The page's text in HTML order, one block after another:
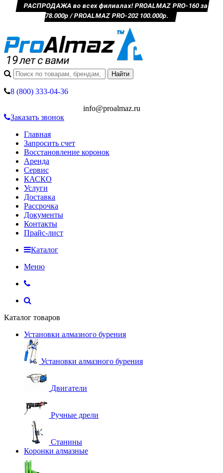
РАСПРОДАЖА во всех филиалах! PROALMAZ PRO-160 за
78.000р / PROALMAZ PRO-202 100.000р.
8 (800) 333-04-36
info@proalmaz.ru
Заказать звонок
Главная
Запросить счет
Восстановление коронок
Аренда
Сервис
КАСКО
Услуги
Доставка
Рассрочка
Документы
Контакты
Прайс-лист
Каталог
Меню
Каталог товаров
Установки алмазного бурения
Установки алмазного бурения
Двигатели
Ручные дрели
Станины
Коронки алмазные